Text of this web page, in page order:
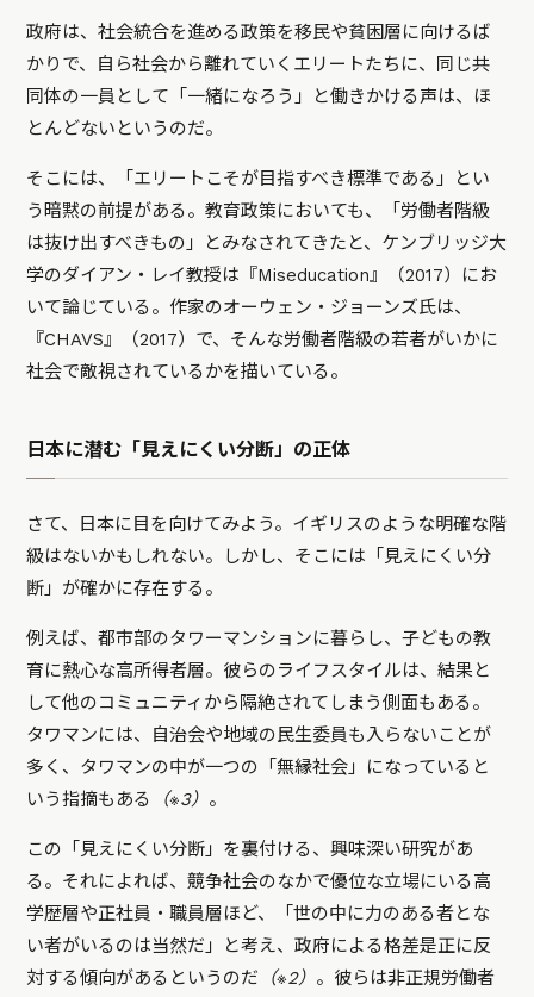
政府は、社会統合を進める政策を移民や貧困層に向けるば
かりで、自ら社会から離れていくエリートたちに、同じ共
同体の一員として「一緒になろう」と働きかける声は、ほ
とんどないというのだ。
そこには、「エリートこそが目指すべき標準である」とい
う暗黙の前提がある。教育政策においても、「労働者階級
は抜け出すべきもの」とみなされてきたと、ケンブリッジ大
学のダイアン・レイ教授は『Miseducation』（2017）にお
いて論じている。作家のオーウェン・ジョーンズ氏は、
『CHAVS』（2017）で、そんな労働者階級の若者がいかに
社会で敵視されているかを描いている。
日本に潜む「見えにくい分断」の正体
さて、日本に目を向けてみよう。イギリスのような明確な階
級はないかもしれない。しかし、そこには「見えにくい分
断」が確かに存在する。
例えば、都市部のタワーマンションに暮らし、子どもの教
育に熱心な高所得者層。彼らのライフスタイルは、結果と
して他のコミュニティから隔絶されてしまう側面もある。
タワマンには、自治会や地域の民生委員も入らないことが
多く、タワマンの中が一つの「無縁社会」になっていると
いう指摘もある
（※3） 。
この「見えにくい分断」を裏付ける、興味深い研究があ
る。それによれば、競争社会のなかで優位な立場にいる高
学歴層や正社員・職員層ほど、「世の中に力のある者とな
い者がいるのは当然だ」と考え、政府による格差是正に反
対する傾向があるというのだ （※2） 。彼らは非正規労働者